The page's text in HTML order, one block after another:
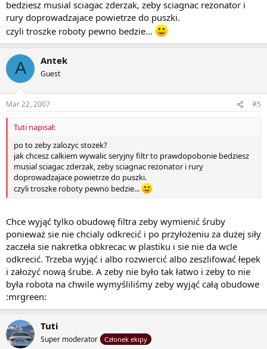
bedziesz musial sciagac zderzak, zeby sciagnac rezonator i
rury doprowadzajace powietrze do puszki.
czyli troszke roboty pewno bedzie...
A Antek
Guest
Mar 22, 2007 #5
Tuti napisał:
po to zeby zalozyc stozek?
jak chcesz calkiem wywalic seryjny filtr to prawdopobonie bedziesz
musial sciagac zderzak, zeby sciagnac rezonator i rury
doprowadzajace powietrze do puszki.
czyli troszke roboty pewno bedzie...
Chce wyjąć tylko obudowę filtra zeby wymienić śruby
ponieważ sie nie chcialy odkrecić i po przyłożeniu za dużej siły
zaczeła sie nakretka obkrecac w plastiku i sie nie da wcle
odkrecić. Trzeba wyjąć i albo rozwiercić albo zeszlifować łepek
i założyć nową śrube. A zeby nie było tak łatwo i zeby to nie
była robota na chwile wymyśliliśmy zeby wyjąć całą obudowe
:mrgreen:
Tuti
Super moderator Członek ekipy